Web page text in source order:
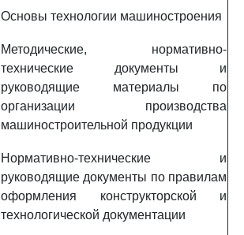
Основы технологии машиностроения
Методические, нормативно-
технические документы и
руководящие материалы по
организации производства
машиностроительной продукции
Нормативно-технические и
руководящие документы по правилам
оформления конструкторской и
технологической документации